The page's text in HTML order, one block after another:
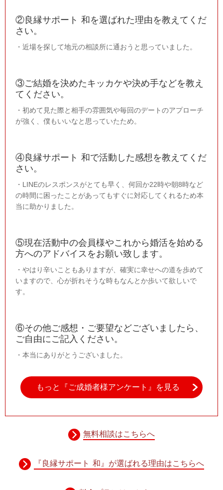
②良縁サポート 和を選ばれた理由を教えてくだ
さい。
・近場を探して地元の相談所に通おうと思っていました。
③ご結婚を決めたキッカケや決め手などを教え
てください。
・初めて見た際と相手の雰囲気や毎回のデートのアプローチ
が強く、僕もいいなと思っていたため。
④良縁サポート 和で活動した感想を教えてくだ
さい。
・LINEのレスポンスがとても早く、何回か22時や朝8時など
の時間に困ったことがあってもすぐに対応してくれるため本
当に助かりました。
⑤現在活動中の会員様やこれから婚活を始める
方へのアドバイスをお願い致します。
・やはり辛いこともありますが、確実に幸せへの道を歩めて
いますので、心が折れそうな時もなんとか歩いて欲しいで
す。
⑥その他ご感想・ご要望などございましたら、
ご自由にご記入ください。
・本当にありがとうございました。
もっと『ご成婚者様アンケート』を見る
無料相談はこちらへ
『良縁サポート 和』が選ばれる理由はこちらへ